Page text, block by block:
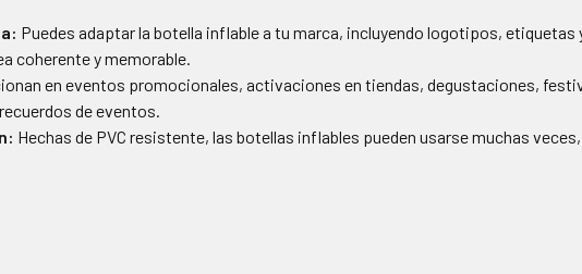
Puedes adaptar la botella inflable a tu marca, incluyendo logotipos,
coherente y memorable.
en eventos promocionales, activaciones en tiendas, degustaciones,
de eventos.
Hechas de PVC resistente, las botellas inflables pueden usarse muchas